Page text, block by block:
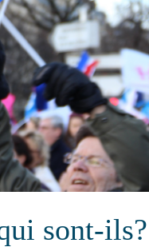
sont-ils?